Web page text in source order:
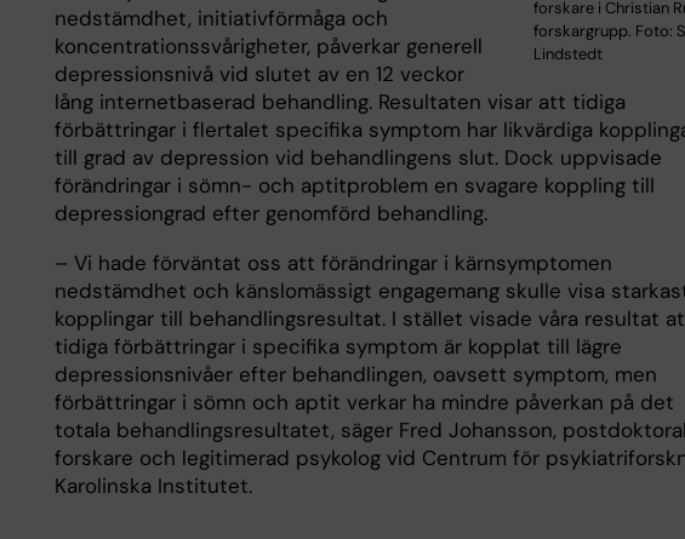
forskare i Christian
forskargrupp. Foto:
Lindstedt
nedstämdhet, initiativförmåga och
koncentrationssvårigheter, påverkar generell
depressionsnivå vid slutet av en 12 veckor
lång internetbaserad behandling. Resultaten visar att tidiga
förbättringar i flertalet specifika symptom har likvärdiga
till grad av depression vid behandlingens slut. Dock uppvisade
förändringar i sömn- och aptitproblem en svagare koppling till
depressiongrad efter genomförd behandling.
– Vi hade förväntat oss att förändringar i kärnsymptomen
nedstämdhet och känslomässigt engagemang skulle visa
kopplingar till behandlingsresultat. I stället visade våra resultat
tidiga förbättringar i specifika symptom är kopplat till lägre
depressionsnivåer efter behandlingen, oavsett symptom, men
förbättringar i sömn och aptit verkar ha mindre påverkan på det
totala behandlingsresultatet, säger Fred Johansson, postdoktoral
forskare och legitimerad psykolog vid Centrum för
Karolinska Institutet.